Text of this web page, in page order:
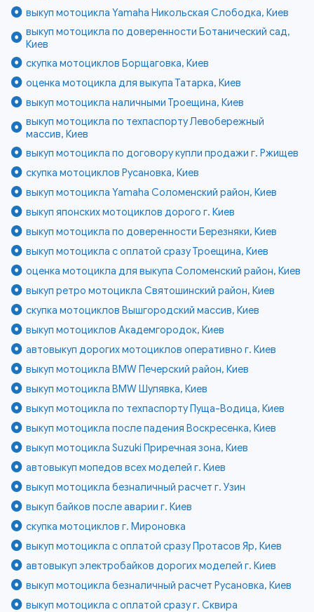
выкуп мотоцикла Yamaha Никольская Слободка, Киев
выкуп мотоцикла по доверенности Ботанический сад,
Киев
скупка мотоциклов Борщаговка, Киев
оценка мотоцикла для выкупа Татарка, Киев
выкуп мотоцикла наличными Троещина, Киев
выкуп мотоцикла по техпаспорту Левобережный
массив, Киев
выкуп мотоцикла по договору купли продажи г. Ржищев
скупка мотоциклов Русановка, Киев
выкуп мотоцикла Yamaha Соломенский район, Киев
выкуп японских мотоциклов дорого г. Киев
выкуп мотоцикла по доверенности Березняки, Киев
выкуп мотоцикла с оплатой сразу Троещина, Киев
оценка мотоцикла для выкупа Соломенский район, Киев
выкуп ретро мотоцикла Святошинский район, Киев
скупка мотоциклов Вышгородский массив, Киев
выкуп мотоциклов Академгородок, Киев
автовыкуп дорогих мотоциклов оперативно г. Киев
выкуп мотоцикла BMW Печерский район, Киев
выкуп мотоцикла BMW Шулявка, Киев
выкуп мотоцикла по техпаспорту Пуща-Водица, Киев
выкуп мотоцикла после падения Воскресенка, Киев
выкуп мотоцикла Suzuki Приречная зона, Киев
автовыкуп мопедов всех моделей г. Киев
выкуп мотоцикла безналичный расчет г. Узин
выкуп байков после аварии г. Киев
скупка мотоциклов г. Мироновка
выкуп мотоцикла с оплатой сразу Протасов Яр, Киев
автовыкуп электробайков дорогих моделей г. Киев
выкуп мотоцикла безналичный расчет Русановка, Киев
выкуп мотоцикла с оплатой сразу г. Сквира